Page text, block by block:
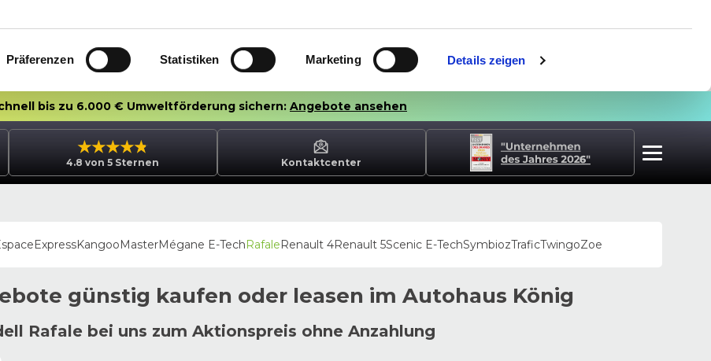
Präferenzen Statistiken Marketing Details zeigen
bis zu 6.000 € Umweltförderung sichern: Angebote ansehen
4.8 von 5 Sternen Kontaktcenter
ExpressKangooMasterMégane E-TechRafaleRenault 4Renault 5Scenic E-TechSymbiozTraficTwingoZoe
günstig kaufen oder leasen im Autohaus König
Rafale bei uns zum Aktionspreis ohne Anzahlung